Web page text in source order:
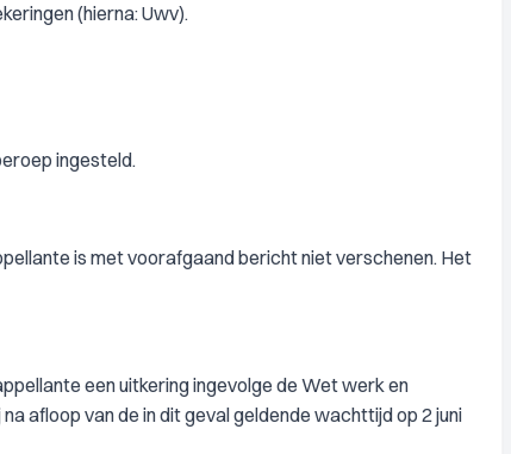
(hierna: Uwv).
ingesteld.
is met voorafgaand bericht niet verschenen. Het
een uitkering ingevolge de Wet werk en
afloop van de in dit geval geldende wachttijd op 2 juni